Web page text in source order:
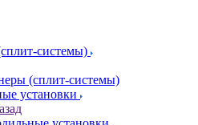
системы)
(сплит-системы)
установки